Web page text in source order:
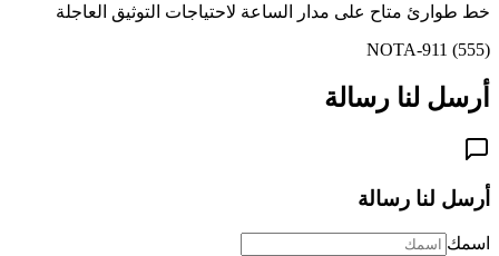
خط طوارئ متاح على مدار الساعة لاحتياجات التوثيق العاجلة
(555) 911-NOTA
أرسل لنا رسالة
أرسل لنا رسالة
اسمك